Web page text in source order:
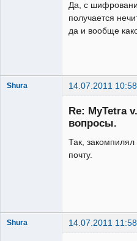
Да, с
получается
да и вообще
Shura 14.07.2011
Re: MyTetra
вопросы.
Так,
почту.
Shura 14.07.2011